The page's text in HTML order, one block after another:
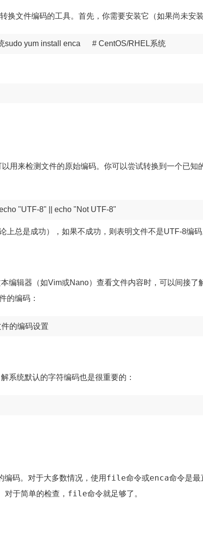
换文件编码的工具。首先，你需要安装它（如果尚未安装
yum install enca      # CentOS/RHEL系统
用来检测文件的原始编码。你可以尝试转换到一个已知
"UTF-8" || echo "Not UTF-8"
总是成功），如果不成功，则表明文件不是UTF-8编码
编辑器（如Vim或Nano）查看文件内容时，可以间接了
的编码：
件的编码设置
系统默认的字符编码也是很重要的：
码。对于大多数情况，使用 file命令或enca命令是最
对于简单的检查， file命令就足够了。